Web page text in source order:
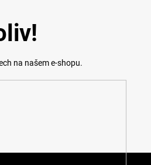
na našem e-shopu.